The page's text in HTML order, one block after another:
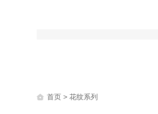
首页 > 花纹系列